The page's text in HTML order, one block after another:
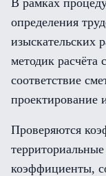
В рамках
определения
изыскательских
методик
соответствие
проектирование
Проверяются
коэффициенты,